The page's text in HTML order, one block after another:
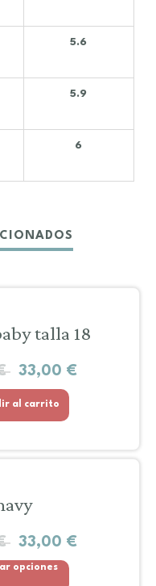
5.6
5.9
6
talla 18
33,00 €
al carrito
33,00 €
opciones